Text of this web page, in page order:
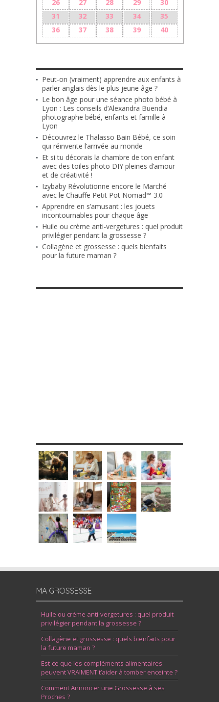
26 27 28 29
30
31
32 33 34
35
36
37 38 39 40
Peut-on (vraiment) apprendre aux enfants à
parler anglais dès le plus jeune âge ?
Le bon âge pour une séance photo bébé à
Lyon : Les conseils d’Alexandra Buendia
photographe bébé, enfants et famille à
Lyon
Découvrez le Thalasso Bain Bébé, ce soin
qui réinvente l’arrivée au monde
Et si tu décorais la chambre de ton enfant
avec des toiles photo DIY pleines d’amour
et de créativité !
Izybaby Révolutionne encore le Marché
avec le Chauffe Petit Pot Nomad™ 3.0
Apprendre en s’amusant : les jouets
incontournables pour chaque âge
Huile ou crème anti-vergetures : quel produit
privilégier pendant la grossesse ?
Collagène et grossesse : quels bienfaits
pour la future maman ?
MA GROSSESSE
Huile ou crème anti-vergetures : quel produit
privilégier pendant la grossesse ?
Collagène et grossesse : quels bienfaits pour
la future maman ?
Est-ce que les compléments alimentaires
peuvent VRAIMENT t’aider à tomber enceinte ?
Comment Annoncer une Grossesse à ses
Proches ?